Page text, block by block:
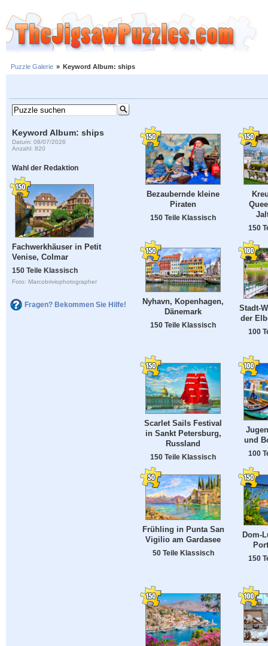
Puzzle Galerie » Keyword Album: ships
Keyword Album: ships
Datum: 08/07/2026
Anzahl: 820
Wahl der Redaktion
Fachwerkhäuser in Petit
Venise, Colmar
150 Teile Klassisch
Foto: Marcobriviophotographer
Fragen? Bekommen Sie Hilfe!
Bezaubernde kleine
Piraten
150 Teile Klassisch
150
Nyhavn, Kopenhagen,
Dänemark
150 Teile Klassisch
Stadt-
der
100
Scarlet Sails Festival
in Sankt Petersburg,
Russland
150 Teile Klassisch
und
100
Frühling in Punta San
Vigilio am Gardasee
50 Teile Klassisch
Dom-
150